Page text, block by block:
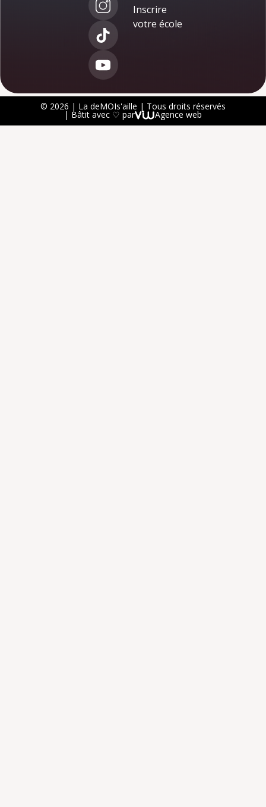
Inscrire
votre école
© 2026 | La deMOIs'aille | Tous droits réservés
| Bâtit avec ♡ par Agence web